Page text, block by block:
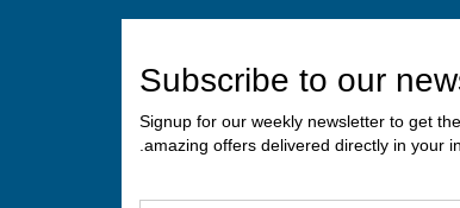
Subscribe to our
Signup for our weekly newsletter to get
amazing offers delivered directly in your